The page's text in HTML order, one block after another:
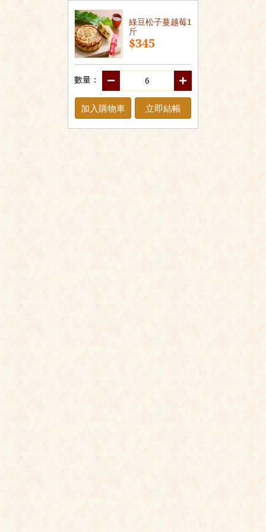
綠豆松子蔓越莓1
斤
$345
數量：
加入購物車 立即結帳